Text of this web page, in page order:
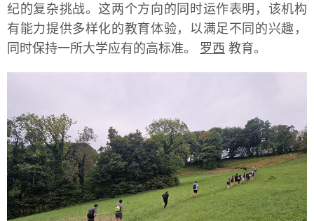
纪的复杂挑战。这两个方向的同时运作表明，该机构
有能力提供多样化的教育体验，以满足不同的兴趣，
同时保持一所大学应有的高标准。 罗西 教育。